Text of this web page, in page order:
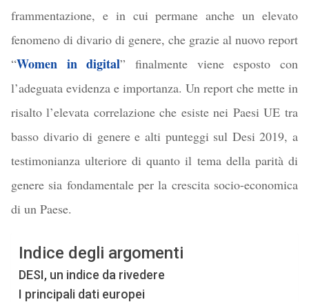
frammentazione, e in cui permane anche un elevato
fenomeno di divario di genere, che grazie al nuovo report
“Women in digital” finalmente viene esposto con
l’adeguata evidenza e importanza. Un report che mette in
risalto l’elevata correlazione che esiste nei Paesi UE tra
basso divario di genere e alti punteggi sul Desi 2019, a
testimonianza ulteriore di quanto il tema della parità di
genere sia fondamentale per la crescita socio-economica
di un Paese.
Indice degli argomenti
DESI, un indice da rivedere
I principali dati europei